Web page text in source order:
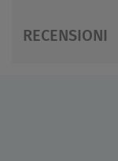
RECENSIONI